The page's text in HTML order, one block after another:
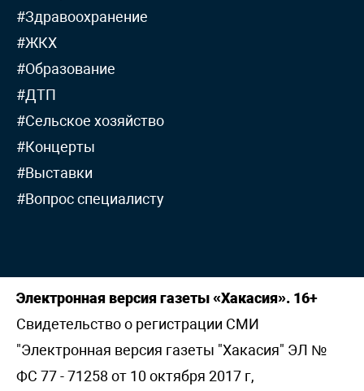
#Здравоохранение
#ЖКХ
#Образование
#ДТП
#Сельское хозяйство
#Концерты
#Выставки
#Вопрос специалисту
Электронная версия газеты «Хакасия». 16+
Свидетельство о регистрации СМИ
"Электронная версия газеты "Хакасия" ЭЛ №
ФС 77 - 71258 от 10 октября 2017 г,